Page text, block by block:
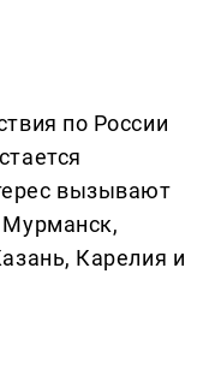
по России
вызывают
Мурманск,
Карелия и